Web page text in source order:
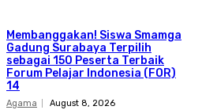
Membanggakan! Siswa Smamga
Gadung Surabaya Terpilih
sebagai 150 Peserta Terbaik
Forum Pelajar Indonesia (FOR)
14
Agama August 8, 2026